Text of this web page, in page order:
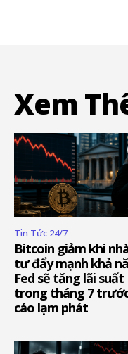
Xem
Tin Tức 24/7
Bitcoin giảm khi
tư đẩy mạnh khả
Fed sẽ tăng lãi suất
trong tháng 7
cáo lạm phát